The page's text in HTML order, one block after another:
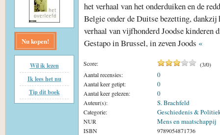
Nu kopen!
Wil ik lezen
Ik lees het nu
Tip dit boek
het verhaal van het onderduiken en de
Belgie onder de Duitse bezetting, dankzij
verhaal van vijfhonderd Joodse kinderen
Gestapo in Brussel, in zeven Joods «
Score: (3/0)
Aantal recensies:
0
Aantal keer getipt: 0
Aantal keer gelezen: 0
Auteur(s): S. Brachfeld
Categorie: Geschiedenis &
NUR Mens en maatschappij
ISBN 9789054871736